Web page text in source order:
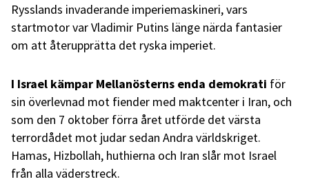
Rysslands invaderande imperiemaskineri, vars
startmotor var Vladimir Putins länge närda fantasier
om att återupprätta det ryska imperiet.
I Israel kämpar Mellanösterns enda demokrati för
sin överlevnad mot fiender med maktcenter i Iran, och
som den 7 oktober förra året utförde det värsta
terrordådet mot judar sedan Andra världskriget.
Hamas, Hizbollah, huthierna och Iran slår mot Israel
från alla väderstreck.